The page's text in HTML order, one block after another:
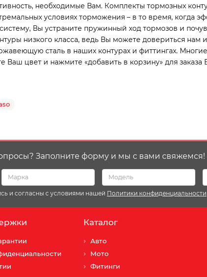
необходимые Вам. Комплекты тормозных
условиях торможения – в то время, когда
Вы устраните пружинный ход тормозов и
низкого класса, ведь Вы можете довериться нам
сталь в наших контурах и фиттингах.
Ваш цвет и нажмите «добавить в корзину» для
Заполните форму и мы с вами свяжемся!
и согласны с условиями нашей Политики конфиденциальности
Каталог
Авто
Мото
Фитинги